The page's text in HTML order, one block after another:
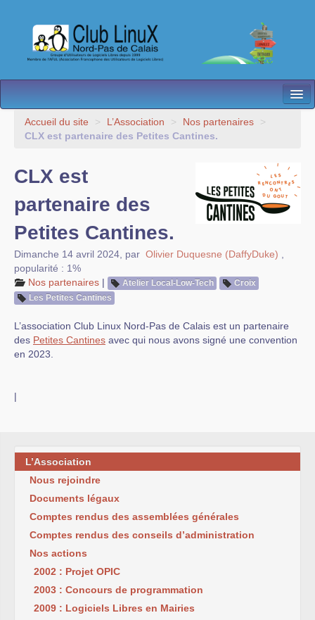
L’Association
Besoin d’Aide ?
Contact
Les antennes
Espace membres
Accueil du site > L’Association > Nos partenaires
>
CLX est partenaire des Petites Cantines.
CLX est
partenaire des
Petites Cantines.
Dimanche 14 avril 2024 par Olivier Duquesne (DaffyDuke)
popularité : 1%
Nos partenaires | Atelier Local-Low-Tech
Croix
Les Petites Cantines
L’association Club Linux Nord-Pas de Calais est un partenaire
des Petites Cantines avec qui nous avons signé une convention
en 2023.
|
L’Association
Nous rejoindre
Documents légaux
Comptes rendus des assemblées générales
Comptes rendus des conseils d’administration
Nos actions
2002 : Projet OPIC
2003 : Concours de programmation
2009 : Logiciels Libres en Mairies